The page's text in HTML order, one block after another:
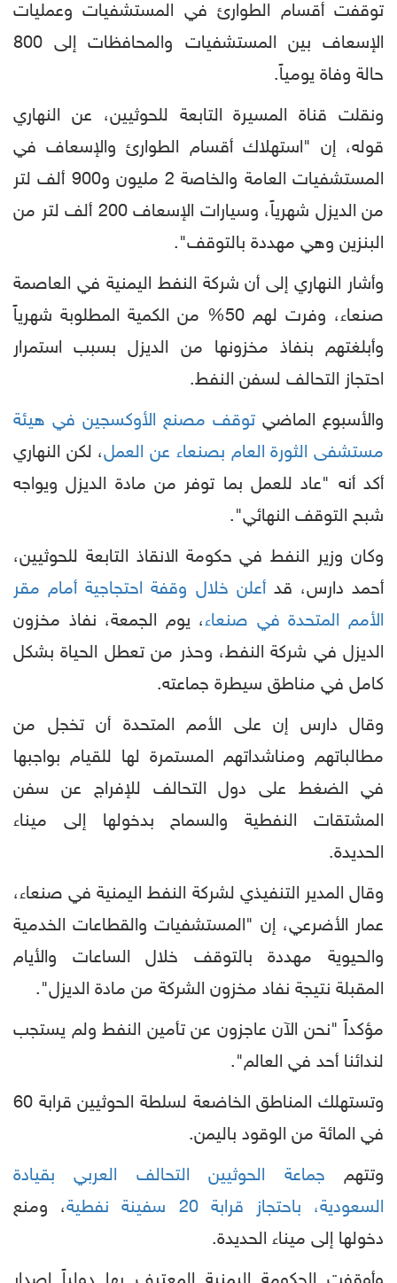
توقفت أقسام الطوارئ في المستشفيات وعمليات
الإسعاف بين المستشفيات والمحافظات إلى 800
حالة وفاة يومياً.
ونقلت قناة المسيرة التابعة للحوثيين، عن النهاري
قوله، إن "استهلاك أقسام الطوارئ والإسعاف في
المستشفيات العامة والخاصة 2 مليون و900 ألف لتر
من الديزل شهرياً، وسيارات الإسعاف 200 ألف لتر من
البنزين وهي مهددة بالتوقف".
وأشار النهاري إلى أن شركة النفط اليمنية في العاصمة
صنعاء، وفرت لهم 50% من الكمية المطلوبة شهرياً
وأبلغتهم بنفاذ مخزونها من الديزل بسبب استمرار
احتجاز التحالف لسفن النفط.
والأسبوع الماضي توقف مصنع الأوكسجين في هيئة
مستشفى الثورة العام بصنعاء عن العمل، لكن النهاري
أكد أنه "عاد للعمل بما توفر من مادة الديزل ويواجه
شبح التوقف النهائي".
وكان وزير النفط في حكومة الانقاذ التابعة للحوثيين،
أحمد دارس، قدأعلن خلال وقفة احتجاجية أمام مقر
الأمم المتحدة في صنعاء، يوم الجمعة، نفاذ مخزون
الديزل في شركة النفط، وحذر من تعطل الحياة بشكل
كامل في مناطق سيطرة جماعته.
وقال دارس إن على الأمم المتحدة أن تخجل من
مطالباتهم ومناشداتهم المستمرة لها للقيام بواجبها
في الضغط على دول التحالف للإفراج عن سفن
المشتقات النفطية والسماح بدخولها إلى ميناء
الحديدة.
وقال المدير التنفيذي لشركة النفط اليمنية في صنعاء،
عمار الأضرعي، إن "المستشفيات والقطاعات الخدمية
والحيوية مهددة بالتوقف خلال الساعات والأيام
المقبلة نتيجة نفاد مخزون الشركة من مادة الديزل".
مؤكداً "نحن الآن عاجزون عن تأمين النفط ولم يستجب
لندائنا أحد في العالم".
وتستهلك المناطق الخاضعة لسلطة الحوثيين قرابة 60
في المائة من الوقود باليمن.
وتتهم جماعة الحوثيين التحالف العربي بقيادة
السعودية، باحتجاز قرابة 20 سفينة نفطية
، ومنع
دخولها إلى ميناء الحديدة.